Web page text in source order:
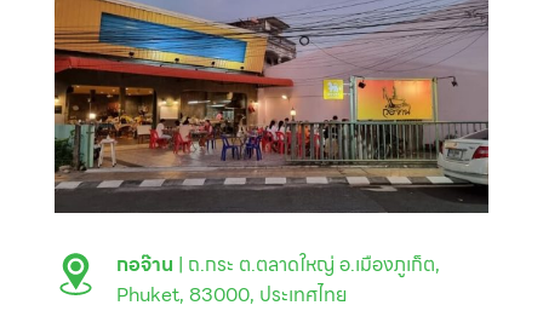
กอจ๊าน | ถ.กระ ต.ตลาดใหญ่ อ.เมืองภูเก็ต,
Phuket, 83000, ประเทศไทย